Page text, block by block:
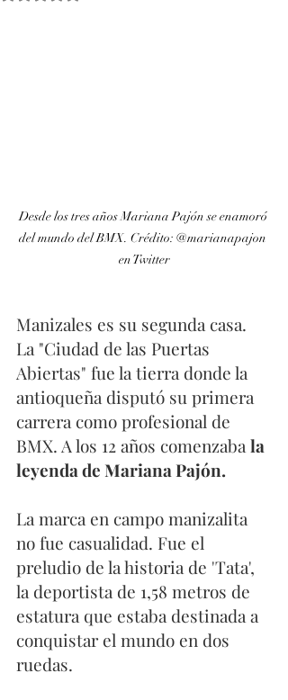
Desde los tres años Mariana Pajón se enamoró
del mundo del BMX. Crédito: @marianapajon
en Twitter
Manizales es su segunda casa.
La "Ciudad de las Puertas
Abiertas" fue la tierra donde la
antioqueña disputó su primera
carrera como profesional de
BMX. A los 12 años comenzaba la
leyenda de Mariana Pajón.
La marca en campo manizalita
no fue casualidad. Fue el
preludio de la historia de 'Tata',
la deportista de 1,58 metros de
estatura que estaba destinada a
conquistar el mundo en dos
ruedas.